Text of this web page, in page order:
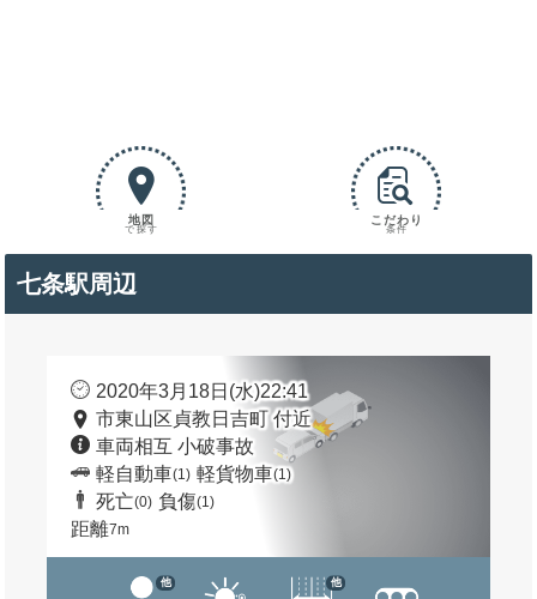
地図
で探す
こだわり
条件
七条駅周辺
2020年3月18日(水)22:41
市東山区貞教日吉町 付近
車両相互 小破事故
軽自動車(1) 軽貨物車(1)
死亡(0) 負傷(1)
距離7m
他 他